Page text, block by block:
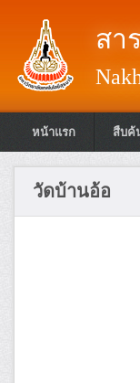
สา
หน้าแรก สืบค้
วัดบ้านอ้อ